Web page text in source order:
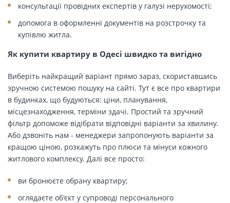
консультації провідних експертів у галузі нерухомості;
допомога в оформленні документів на розстрочку та
купівлю житла.
Як купити квартиру в Одесі швидко та вигідно
Виберіть найкращий варіант прямо зараз, скориставшись
зручною системою пошуку на сайті. Тут є все про квартири
в будинках, що будуються: ціни, планування,
місцезнаходження, терміни здачі. Простий та зручний
фільтр допоможе відібрати відповідні варіанти за хвилину.
Або дзвоніть нам - менеджери запропонують варіанти за
кращою ціною, розкажуть про плюси та мінуси кожного
житлового комплексу. Далі все просто:
ви бронюєте обрану квартиру;
оглядаєте об'єкт у супроводі персонального